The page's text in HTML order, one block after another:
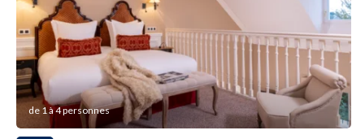
de 1 à 4 personnes